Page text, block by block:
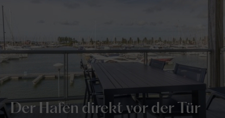
Der Hafen direkt vor der Tür